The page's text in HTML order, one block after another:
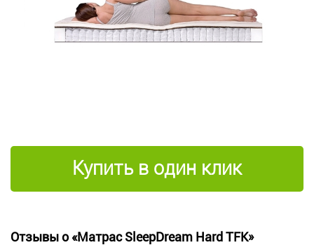
Купить в один клик
Отзывы о «Матрас SleepDream Hard TFK»